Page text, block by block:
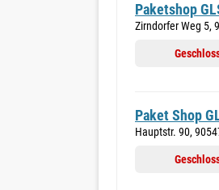
Paketshop
Zirndorfer Weg 5,
Paket Shop
Hauptstr. 90,